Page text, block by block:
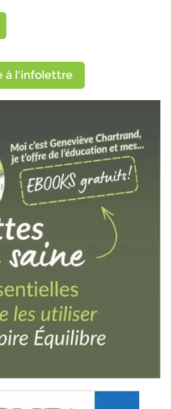
à l'infolettre